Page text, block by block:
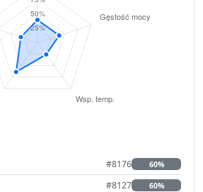
#8176 60%
#8127 60%